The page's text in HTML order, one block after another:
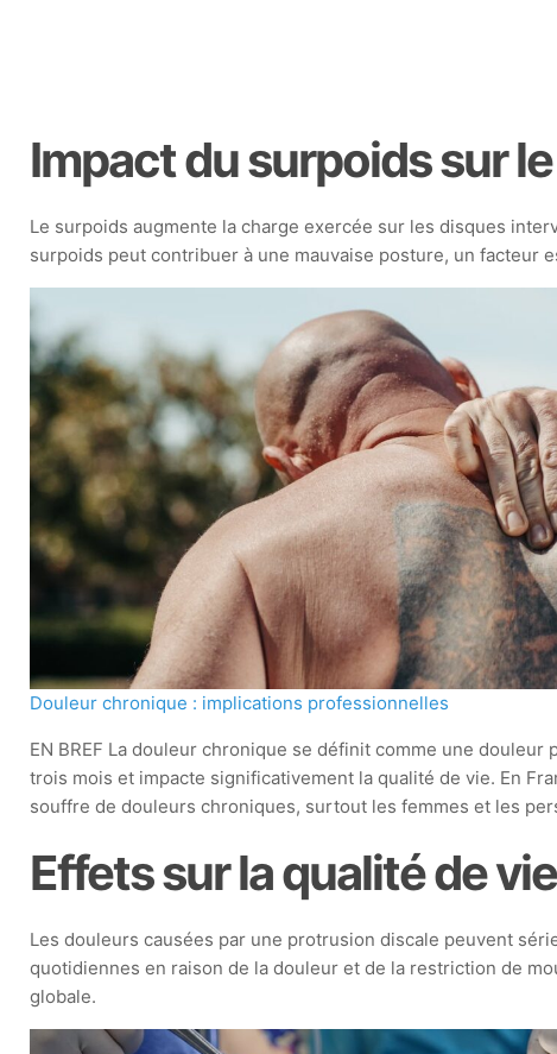
Impact du surpoids sur
Le surpoids augmente la charge exercée sur les disques
surpoids peut contribuer à une mauvaise posture, un facteur
Douleur chronique : implications professionnelles
EN BREF La douleur chronique se définit comme une douleur
trois mois et impacte significativement la qualité de vie. En
souffre de douleurs chroniques, surtout les femmes et les
Effets sur la qualité de vie
Les douleurs causées par une protrusion discale peuvent
quotidiennes en raison de la douleur et de la restriction de
globale.